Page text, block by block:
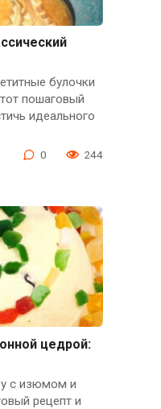
булочки
пошаговый
идеального
0 244
цедрой:
с изюмом и
рецепт и